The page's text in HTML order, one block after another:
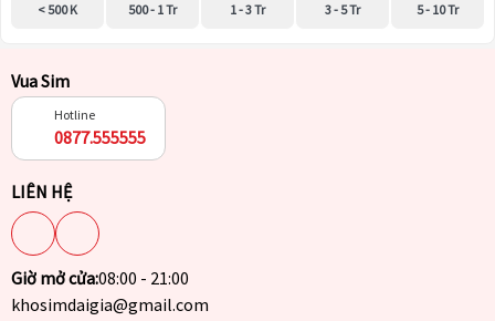
< 500 K 500 - 1 Tr 1 - 3 Tr 3 - 5 Tr 5 - 10 Tr
Vua Sim
Hotline
0877.555555
LIÊN HỆ
Giờ mở cửa:08:00 - 21:00
khosimdaigia@gmail.com